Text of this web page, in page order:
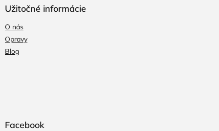
Užitočné informácie
O nás
Opravy
Blog
Facebook